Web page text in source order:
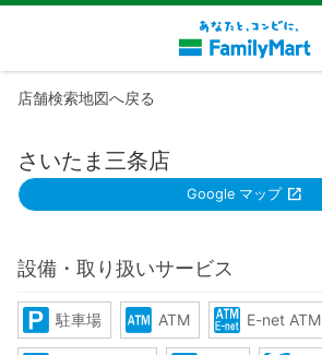
店舗検索地図へ戻る
さいたま三条店
Google マップ
設備・取り扱いサービス
駐車場 ATM E-net ATM